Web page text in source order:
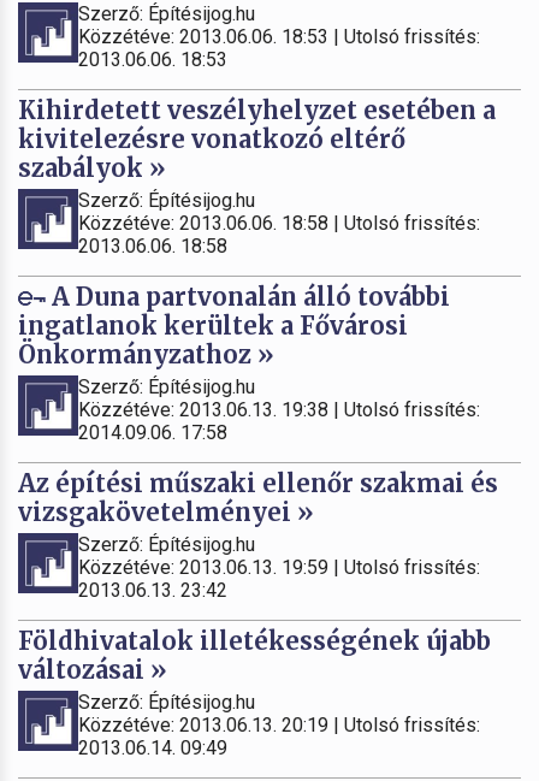
Szerző: Építésijog.hu
Közzétéve: 2013.06.06. 18:53 | Utolsó frissítés:
2013.06.06. 18:53
Kihirdetett veszélyhelyzet esetében a
kivitelezésre vonatkozó eltérő
szabályok »
Szerző: Építésijog.hu
Közzétéve: 2013.06.06. 18:58 | Utolsó frissítés:
2013.06.06. 18:58
A Duna partvonalán álló további
ingatlanok kerültek a Fővárosi
Önkormányzathoz »
Szerző: Építésijog.hu
Közzétéve: 2013.06.13. 19:38 | Utolsó frissítés:
2014.09.06. 17:58
Az építési műszaki ellenőr szakmai és
vizsgakövetelményei »
Szerző: Építésijog.hu
Közzétéve: 2013.06.13. 19:59 | Utolsó frissítés:
2013.06.13. 23:42
Földhivatalok illetékességének újabb
változásai »
Szerző: Építésijog.hu
Közzétéve: 2013.06.13. 20:19 | Utolsó frissítés:
2013.06.14. 09:49